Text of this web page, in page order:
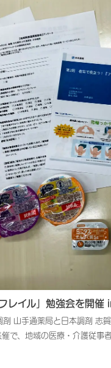
レイル」勉強会を開催
山手通薬局と日本調剤 志賀
で、地域の医療・介護従事
本調剤では、地域社会に貢